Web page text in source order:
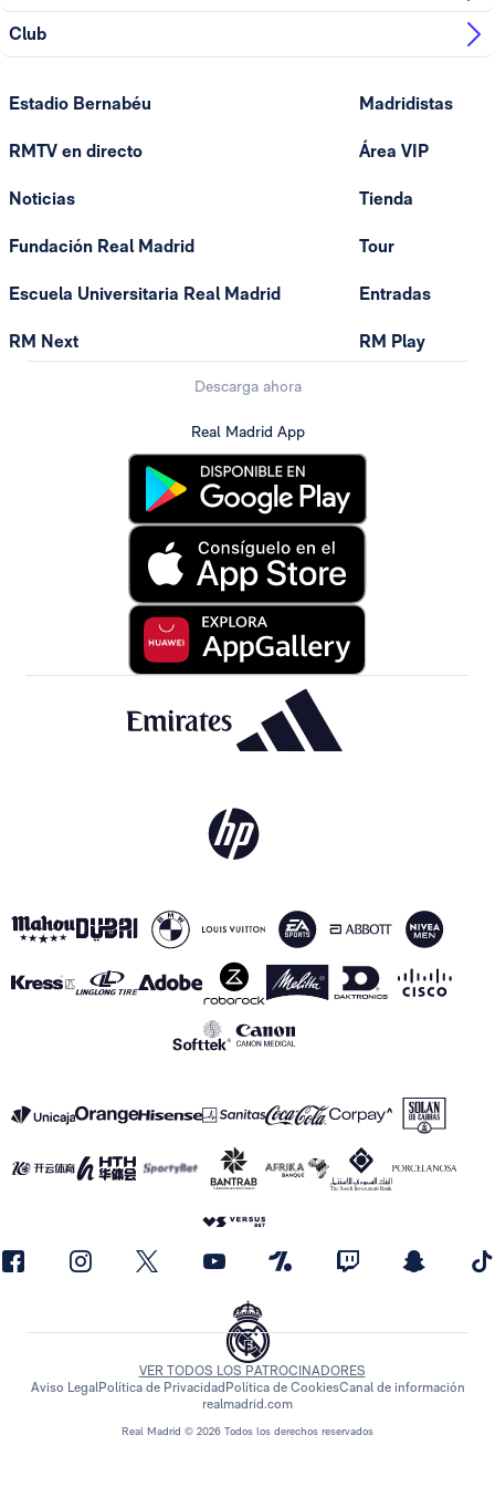
Club
Estadio Bernabéu
RMTV en directo
Noticias
Fundación Real Madrid
Escuela Universitaria Real Madrid
RM Next
Madridistas
Área VIP
Tienda
Tour
Entradas
RM Play
Descarga ahora
Real Madrid App
Real Madrid © 2026 Todos los derechos reservados
VER TODOS LOS PATROCINADORES
Aviso LegalPolítica de Privacidad Política de CookiesCanal de información
realmadrid.com